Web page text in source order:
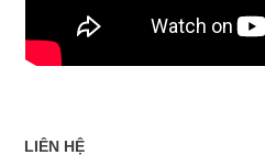
LIÊN HỆ